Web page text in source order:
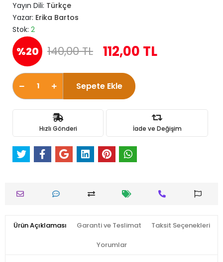
Yayın Dili: Türkçe
Yazar: Erika Bartos
Stok: 2
%20 140,00 TL 112,00 TL
Sepete Ekle
Hızlı Gönderi İade ve Değişim
Ürün Açıklaması Garanti ve Teslimat Taksit Seçenekleri
Yorumlar